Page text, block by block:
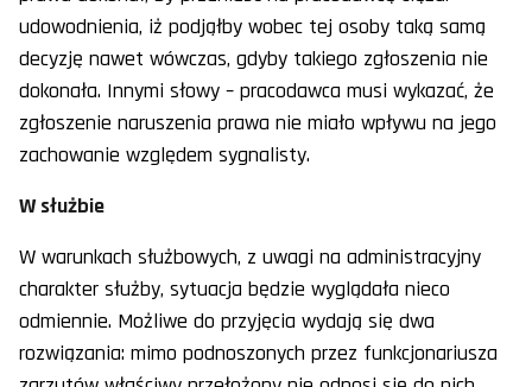
udowodnienia, iż podjąłby wobec tej osoby taką samą
decyzję nawet wówczas, gdyby takiego zgłoszenia nie
dokonała. Innymi słowy – pracodawca musi wykazać, że
zgłoszenie naruszenia prawa nie miało wpływu na jego
zachowanie względem sygnalisty.
W służbie
W warunkach służbowych, z uwagi na administracyjny
charakter służby, sytuacja będzie wyglądała nieco
odmiennie. Możliwe do przyjęcia wydają się dwa
rozwiązania: mimo podnoszonych przez funkcjonariusza